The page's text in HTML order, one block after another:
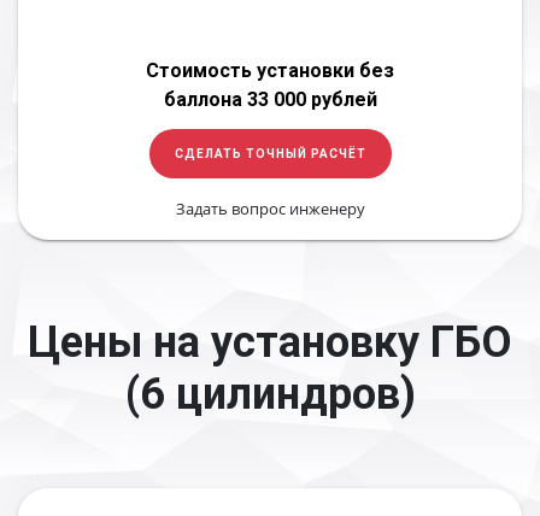
Стоимость установки без
баллона 33 000 рублей
СДЕЛАТЬ ТОЧНЫЙ РАСЧЁТ
Задать вопрос инженеру
Цены на установку ГБО
(6 цилиндров)